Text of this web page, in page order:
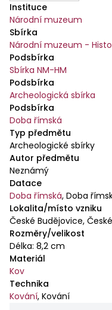
Instituce
Národní muzeum
Sbírka
Národní muzeum -
Podsbírka
Sbírka NM-HM
Podsbírka
Archeologická sbírka
Podsbírka
Doba římská
Typ předmětu
Archeologické sbírky
Autor předmětu
Neznámý
Datace
Doba římská, Doba
Lokalita/místo vzniku
České Budějovice,
Rozměry/velikost
Délka: 8,2 cm
Materiál
Kov
Technika
Kování, Kování